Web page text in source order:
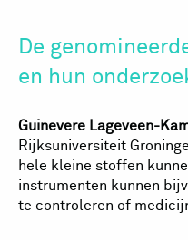
De
en hun
Guinevere Lageveen-
Rijksuniversiteit
hele kleine stoffen
instrumenten kunnen
te controleren of